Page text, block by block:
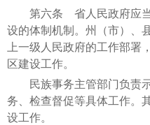
第六条 省人民政府应当
设的体制机制。州（市）、
上一级人民政府的工作部署
区建设工作。
民族事务主管部门负责示
务、检查督促等具体工作。
设工作。